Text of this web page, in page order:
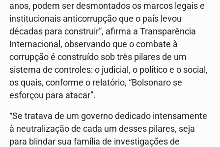
anos, podem ser desmontados os marcos legais e
institucionais anticorrupção que o país levou
décadas para construir”, afirma a Transparência
Internacional, observando que o combate à
corrupção é construído sob três pilares de um
sistema de controles: o judicial, o político e o social,
os quais, conforme o relatório, “Bolsonaro se
esforçou para atacar”.
“Se tratava de um governo dedicado intensamente
à neutralização de cada um desses pilares, seja
para blindar sua família de investigações de